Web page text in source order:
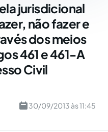
jurisdicional
não fazer e
dos meios
461 e 461-A
Civil
30/09/2013 às 11:45